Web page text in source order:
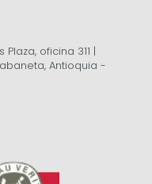
oficina 311 |
Antioquia -